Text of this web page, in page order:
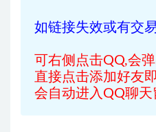
如链接失效或有交
可右侧点击QQ,会
直接点击添加好友即
会自动进入QQ聊天